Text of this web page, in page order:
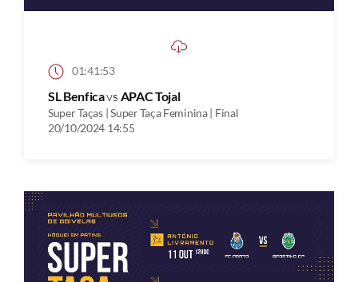
01:41:53
SL Benficavs APAC Tojal
Super Taças | Super Taça Feminina | Final
20/10/2024 14:55